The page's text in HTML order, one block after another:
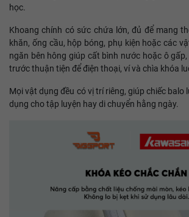
học.
Khoang chính có sức chứa lớn, đủ để mang
khăn, ống cầu, hộp bóng, phụ kiện hoặc các
ngăn bên hông giúp cất bình nước hoặc ô
trước thuận tiện để điện thoại, ví và chìa khóa
Mọi vật dụng đều có vị trí riêng, giúp chiếc balo
dụng cho tập luyện hay di chuyển hằng ngày.